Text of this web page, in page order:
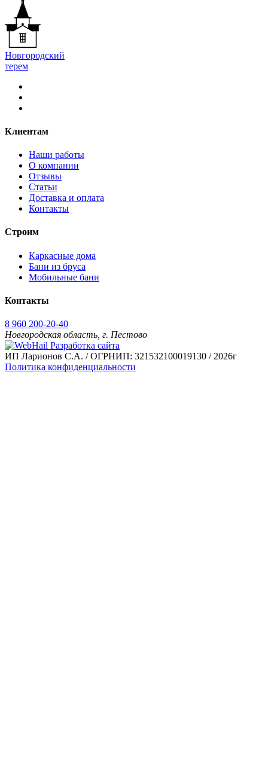
Новгородский
терем
Клиентам
Наши работы
О компании
Отзывы
Статьи
Доставка и оплата
Контакты
Строим
Каркасные дома
Бани из бруса
Мобильные бани
Контакты
8 960 200-20-40
Новгородская область, г. Пестово
Разработка сайта
ИП Ларионов С.А. / ОГРНИП: 321532100019130 / 2026г
Политика конфиденциальности